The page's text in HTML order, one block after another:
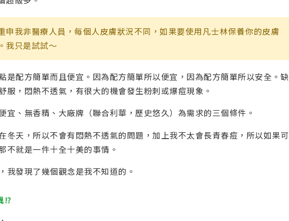
申我非醫療人員，每個人皮膚狀況不同，如果要使用凡士林保養你的皮膚
我只是試試～
是配方簡單而且便宜。因為配方簡單所以便宜，因為配方簡單所以安全。缺
服，悶熱不透氣，有很大的機會發生粉刺或爆痘現象。
宜、無香精、大廠牌（聯合利華，歷史悠久）為需求的三個條件。
冬天，所以不會有悶熱不透氣的問題，加上我不太會長青春痘，所以如果可
不就是一件十全十美的事情。
我發現了幾個觀念是我不知道的。
!?